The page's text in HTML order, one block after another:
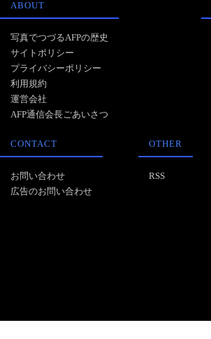
ABOUT
写真でつづるAFPの歴史
サイトポリシー
プライバシーポリシー
利用規約
運営会社
AFP通信会長ごあいさつ
CONTACT
お問い合わせ
広告のお問い合わせ
OTHER
RSS